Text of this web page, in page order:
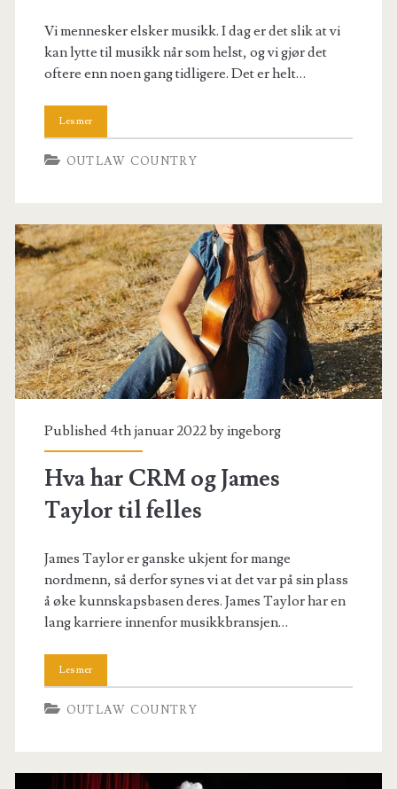
Vi mennesker elsker musikk. I dag er det slik at vi
kan lytte til musikk når som helst, og vi gjør det
oftere enn noen gang tidligere. Det er helt…
OUTLAW COUNTRY
Published 4th januar 2022 byingeborg
Hva har CRM og James
Taylor til felles
James Taylor er ganske ukjent for mange
nordmenn, så derfor synes vi at det var på sin plass
å øke kunnskapsbasen deres. James Taylor har en
lang karriere innenfor musikkbransjen…
OUTLAW COUNTRY